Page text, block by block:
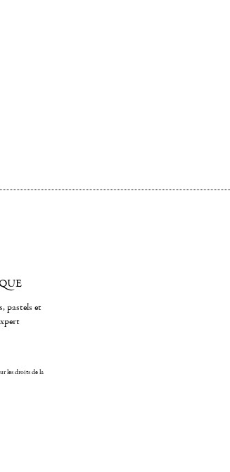
pastels et
les droits de la